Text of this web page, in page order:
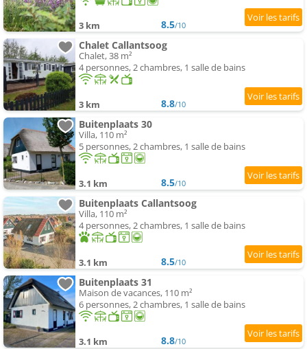
3 km 8.5/10
Chalet Callantsoog
Chalet, 38 m²
4 personnes, 2 chambres, 1 salle de bains
3 km 8.8/10
Buitenplaats 30
Villa, 110 m²
5 personnes, 2 chambres, 1 salle de bains
3.1 km 8.5/10
Buitenplaats Callantsoog
Villa, 110 m²
4 personnes, 2 chambres, 1 salle de bains
3.1 km 8.5/10
Buitenplaats 31
Maison de vacances, 110 m²
6 personnes, 2 chambres, 1 salle de bains
3.1 km 8.8/10